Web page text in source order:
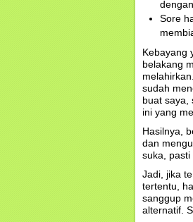
Sore
Kebayang
belakang
sudah
buat saya,
ini yang
Hasilnya,
dan
suka, pasti
Jadi, jika
tertentu,
sanggup
alternatif.